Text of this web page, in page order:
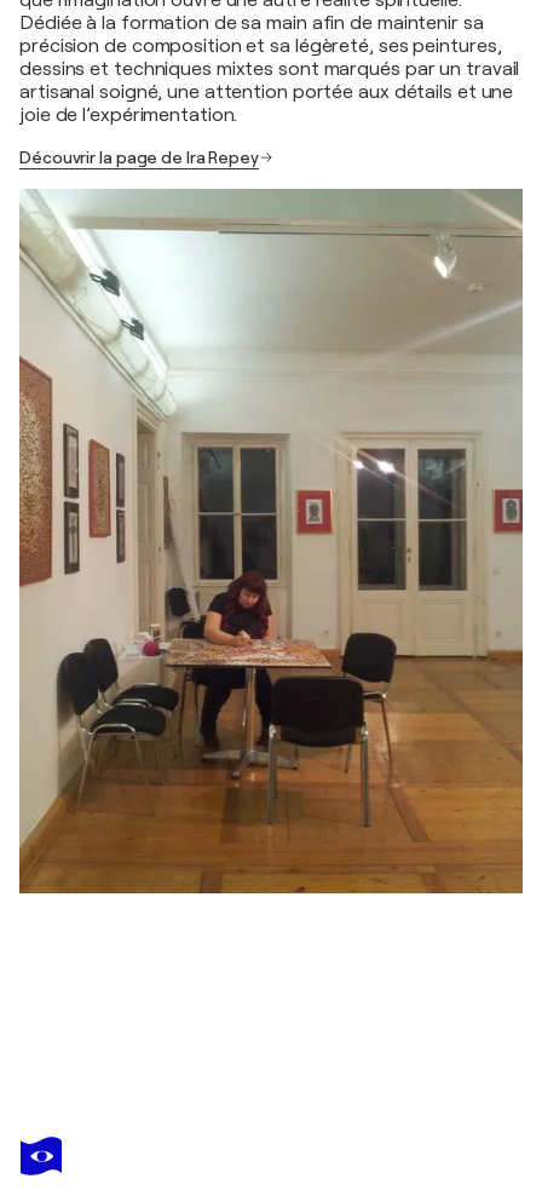
Dédiée à la formation de sa main afin de maintenir sa
précision de composition et sa légèreté, ses peintures,
dessins et techniques mixtes sont marqués par un travail
artisanal soigné, une attention portée aux détails et une
joie de l’expérimentation.
Découvrir la page de Ira Repey
IRA REPEY
Corona-Gesicht (Corona-Face)